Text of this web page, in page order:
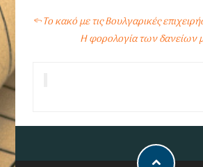
←Το κακό με τις Βουλγαρικές
Η φορολογία των δανείων